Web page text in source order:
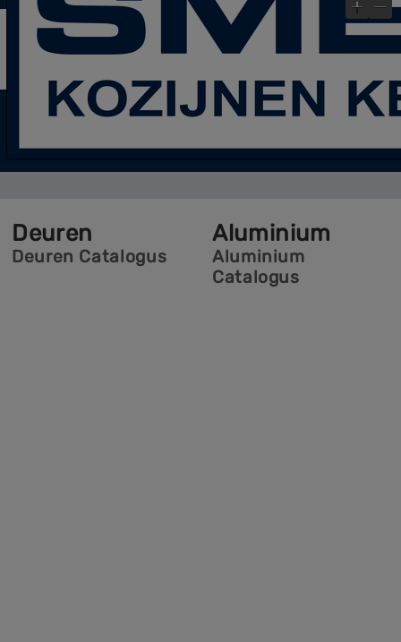
Bekijk gauw onze laatste Blog- Post! ×
Bekijk hier onze brochures en
mogelijkheden
Deuren
Deuren Catalogus
Aluminium
Aluminium
Catalogus